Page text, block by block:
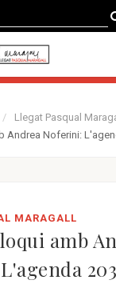
Llegat Pasqual
Andrea Noferini:
MARAGALL
amb